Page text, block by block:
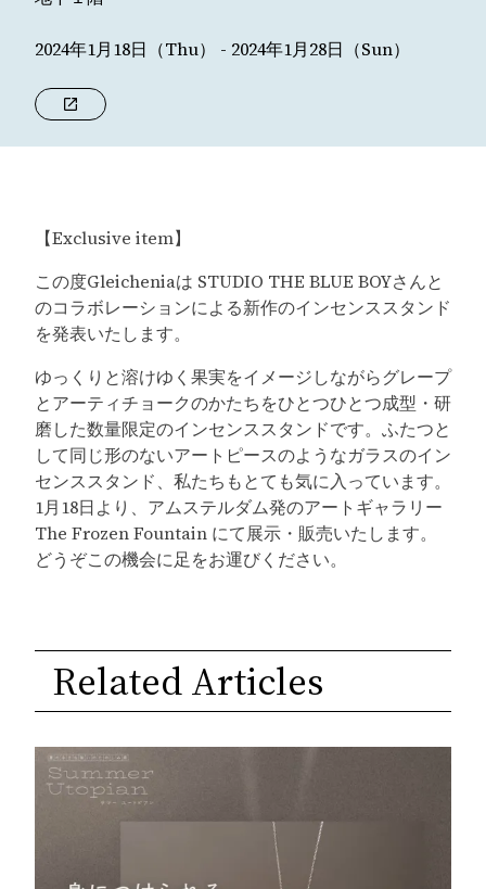
2024年1月18日（Thu） - 2024年1月28日（Sun）
【Exclusive item】
この度Gleicheniaは STUDIO THE BLUE BOYさんと
のコラボレーションによる新作のインセンススタンド
を発表いたします。
ゆっくりと溶けゆく果実をイメージしながらグレープ
とアーティチョークのかたちをひとつひとつ成型・研
磨した数量限定のインセンススタンドです。ふたつと
して同じ形のないアートピースのようなガラスのイン
センススタンド、私たちもとても気に入っています。
1月18日より、アムステルダム発のアートギャラリー
The Frozen Fountain にて展示・販売いたします。
どうぞこの機会に足をお運びください。
Related Articles